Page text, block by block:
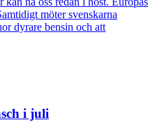
möter svenskarna
dyrare bensin och att
i juli